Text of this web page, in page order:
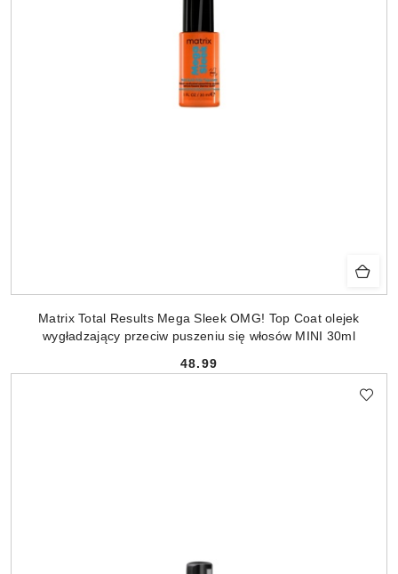
Matrix Total Results Mega Sleek OMG! Top Coat olejek
wygładzający przeciw puszeniu się włosów MINI 30ml
Cena:
48.99